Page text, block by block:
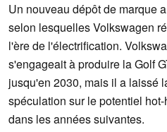
Un nouveau dépôt de marque
selon lesquelles Volkswagen
l'ère de l'électrification.
s'engageait à produire la Golf
jusqu'en 2030, mais il a laissé
spéculation sur le potentiel
dans les années suivantes.